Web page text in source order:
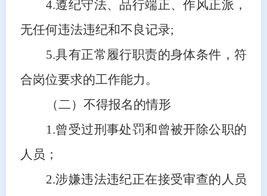
4.遵纪守法、品行端正、作风正派，
无任何违法违纪和不良记录;
5.具有正常履行职责的身体条件，符
合岗位要求的工作能力。
（二）不得报名的情形
1.曾受过刑事处罚和曾被开除公职的
人员；
2.涉嫌违法违纪正在接受审查的人员